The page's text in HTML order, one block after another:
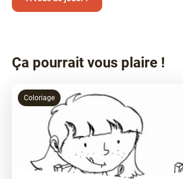
Ça pourrait vous plaire !
Coloriage